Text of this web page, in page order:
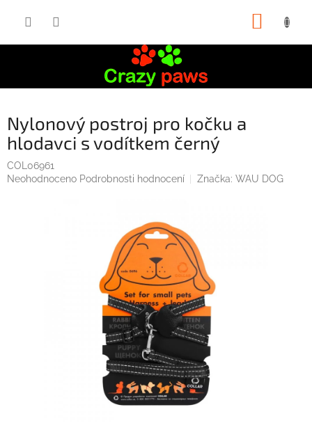
Nylonový postroj pro kočku a
hlodavci s vodítkem černý
COL06961
Průměrné
Neohodnoceno Podrobnosti hodnocení Značka: WAU DOG